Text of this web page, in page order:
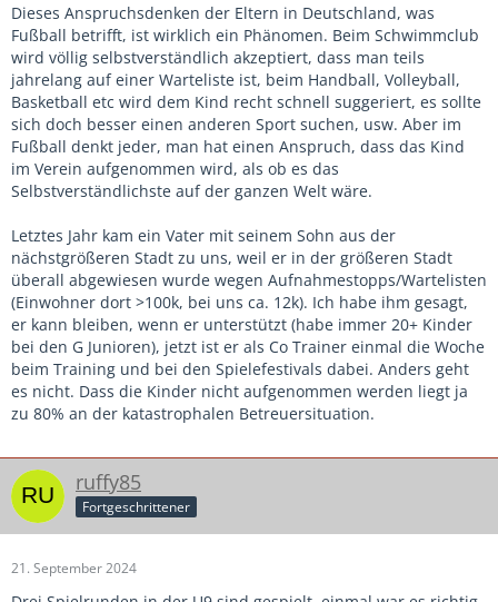
Dieses Anspruchsdenken der Eltern in Deutschland, was
Fußball betrifft, ist wirklich ein Phänomen. Beim Schwimmclub
wird völlig selbstverständlich akzeptiert, dass man teils
jahrelang auf einer Warteliste ist, beim Handball, Volleyball,
Basketball etc wird dem Kind recht schnell suggeriert, es sollte
sich doch besser einen anderen Sport suchen, usw. Aber im
Fußball denkt jeder, man hat einen Anspruch, dass das Kind
im Verein aufgenommen wird, als ob es das
Selbstverständlichste auf der ganzen Welt wäre.
Letztes Jahr kam ein Vater mit seinem Sohn aus der
nächstgrößeren Stadt zu uns, weil er in der größeren Stadt
überall abgewiesen wurde wegen Aufnahmestopps/Wartelisten
(Einwohner dort >100k, bei uns ca. 12k). Ich habe ihm gesagt,
er kann bleiben, wenn er unterstützt (habe immer 20+ Kinder
bei den G Junioren), jetzt ist er als Co Trainer einmal die Woche
beim Training und bei den Spielefestivals dabei. Anders geht
es nicht. Dass die Kinder nicht aufgenommen werden liegt ja
zu 80% an der katastrophalen Betreuersituation.
ruffy85
Fortgeschrittener
21. September 2024